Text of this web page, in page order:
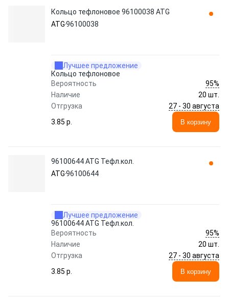
Кольцо тефлоновое 96100038 ATG
ATG96100038
Лучшее предложение
Кольцо тефлоновое
Вероятность
95%
Наличие
20 шт.
Отгрузка
27 - 30 августа
3.85 p.
В корзину
96100644 ATG Тефл.кол.
ATG96100644
Лучшее предложение
96100644 ATG Тефл.кол.
Вероятность
95%
Наличие
20 шт.
Отгрузка
27 - 30 августа
3.85 p.
В корзину